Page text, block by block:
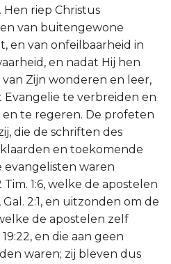
riep Christus
van buitengewone
en van onfeilbaarheid in
en nadat Hij hen
Zijn wonderen en leer,
te verbreiden en
te regeren. De profeten
die de schriften des
en toekomende
evangelisten waren
1:6, welke de apostelen
2:1, en uitzonden om de
de apostelen zelf
en die aan geen
waren; zij bleven dus